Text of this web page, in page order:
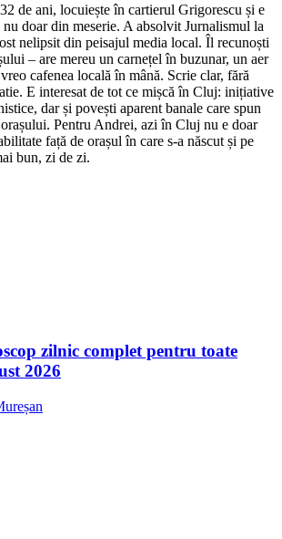
de ani, locuiește în cartierul Grigorescu și e
doar din meserie. A absolvit Jurnalismul la
nelipsit din peisajul media local. Îl recunoști
– are mereu un carnețel în buzunar, un aer
cafenea locală în mână. Scrie clar, fără
E interesat de tot ce mișcă în Cluj: inițiative
dar și povești aparent banale care spun
Pentru Andrei, azi în Cluj nu e doar
față de orașul în care s-a născut și pe
bun, zi de zi.
zilnic complet pentru toate
2026